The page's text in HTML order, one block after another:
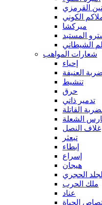
القرمزي
الكوني
ميركشا
المستبد
الشيطاني
شعارات المواهب
إحياء
العنيفة
تنشيط
حرق
تدمير ذاتي
القاتلة
الشعلة
غلاف النصل
تبعثر
إبطاء
إسراع
هيجان
الجلد الحجري
ملك الحرب
عناد
الحياة